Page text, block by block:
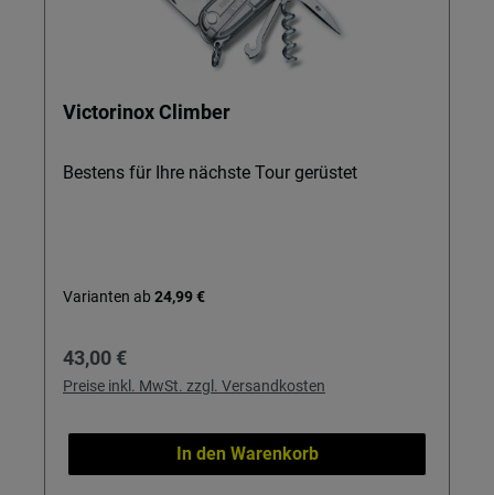
Victorinox Climber
Bestens für Ihre nächste Tour gerüstet
Varianten ab 24,99 €
Regulärer Preis:
43,00 €
Preise inkl. MwSt. zzgl. Versandkosten
In den Warenkorb